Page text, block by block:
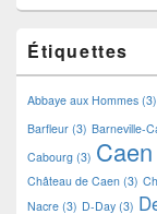
Étiquettes
Abbaye aux Hommes (3)
Barfleur (3) Barneville-
Cabourg (3) Caen
Château de Caen (3)
Nacre (3) D-Day (3)